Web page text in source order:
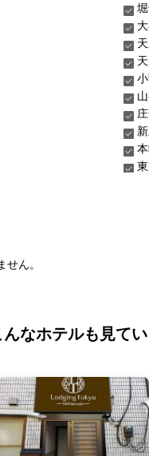
ん。
なホテルも見て